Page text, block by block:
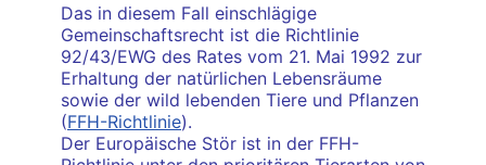
Das in diesem Fall einschlägige
Gemeinschaftsrecht ist die Richtlinie
92/43/EWG des Rates vom 21. Mai 1992 zur
Erhaltung der natürlichen Lebensräume
sowie der wild lebenden Tiere und Pflanzen
(FFH-Richtlinie).
Der Europäische Stör ist in der FFH-